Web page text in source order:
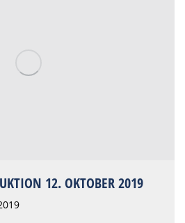
12. OKTOBER 2019